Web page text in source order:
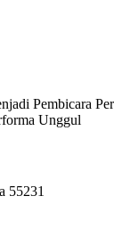
Pembicara
Unggul
55231